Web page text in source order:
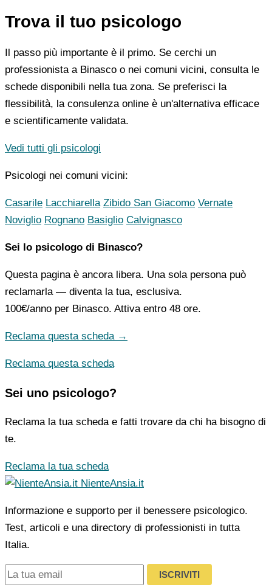
Trova il tuo psicologo
Il passo più importante è il primo. Se cerchi un
professionista a Binasco o nei comuni vicini, consulta le
schede disponibili nella tua zona. Se preferisci la
flessibilità, la consulenza online è un'alternativa efficace
e scientificamente validata.
Vedi tutti gli psicologi
Psicologi nei comuni vicini:
Casarile Lacchiarella Zibido San Giacomo Vernate
Noviglio Rognano Basiglio Calvignasco
Sei lo psicologo di Binasco?
Questa pagina è ancora libera. Una sola persona può
reclamarla — diventa la tua, esclusiva.
100€/anno per Binasco. Attiva entro 48 ore.
Reclama questa scheda →
Reclama questa scheda
Sei uno psicologo?
Reclama la tua scheda e fatti trovare da chi ha bisogno di
te.
Reclama la tua scheda
NienteAnsia.it
Informazione e supporto per il benessere psicologico.
Test, articoli e una directory di professionisti in tutta
Italia.
ISCRIVITI